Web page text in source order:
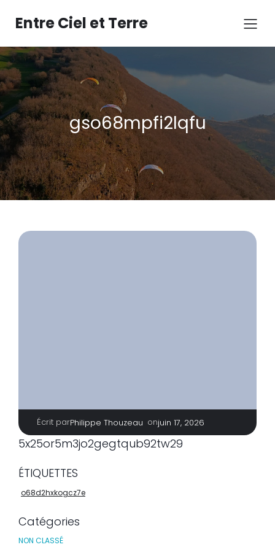
contenuEntre Ciel et Terre
gso68mpfi2lqfu
Écrit parPhilippe Thouzeau onjuin 17, 2026
5x25or5m3jo2gegtqub92tw29
ÉTIQUETTES
o68d2hxkogcz7e
Catégories
NON CLASSÉ